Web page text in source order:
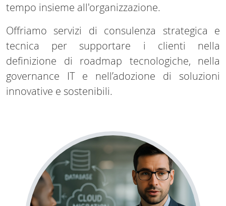
tempo insieme all'organizzazione.
Offriamo servizi di consulenza strategica e
tecnica per supportare i clienti nella
definizione di roadmap tecnologiche, nella
governance IT e nell’adozione di soluzioni
innovative e sostenibili.